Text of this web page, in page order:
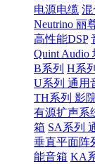
电源电缆 混
Neutrino 丽
高性能DSP
Quint Audio
B系列 H系
U系列 通用
TH系列 影
有源扩声系
箱 SA系列
垂直平面阵
能音箱 KA